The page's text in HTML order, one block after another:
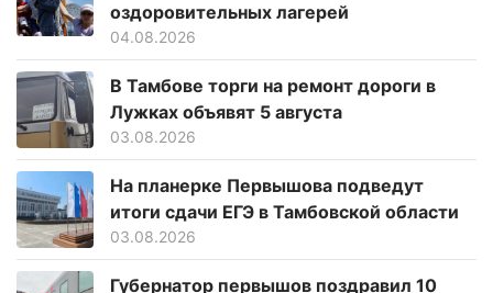
оздоровительных лагерей
04.08.2026
В Тамбове торги на ремонт дороги в
Лужках объявят 5 августа
03.08.2026
На планерке Первышова подведут
итоги сдачи ЕГЭ в Тамбовской области
03.08.2026
Губернатор первышов поздравил 10